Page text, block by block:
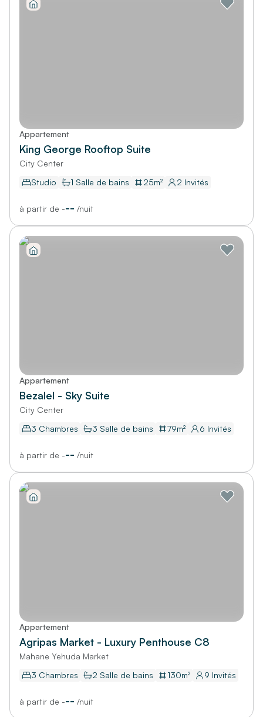
Appartement
King George Rooftop Suite
City Center
Studio
1 Salle de bains 25m² 2 Invités
à partir de --- /nuit
Appartement
Bezalel - Sky Suite
City Center
3 Chambres
3 Salle de bains 79m² 6 Invités
à partir de --- /nuit
Appartement
Agripas Market - Luxury Penthouse C8
Mahane Yehuda Market
3 Chambres
2 Salle de bains 130m² 9 Invités
à partir de --- /nuit